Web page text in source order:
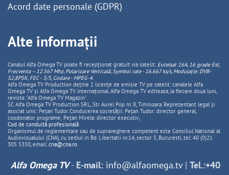
Acord date personale (GDPR)
Alte informații
Canalul Alfa Omega TV poate fi recepționat gratuit via satelit: Eutelsat 16A, 16 grade Est,
Frecventa – 12.567 Mhz, PolarizareVerticală, Symbol rate - 16.667 ks/s, Modulație: DVB-
S2,8PSK, FEC - 3/5, Codare - MPEG-4.
Alfa Omega TV Production deține 2 licențe de emisie TV pe satelit: canalele Alfa
Omega TV și Alfa Omega TV Internațional. Alfa Omega TV editeaza, la fiecare doua luni,
revista: "Alfa Omega TV Magazin".
SC Alfa Omega TV Production SRL, Str Aurel Pop nr. 8, Timisoara. Reprezentant legal și
asociat unic: Pețan Tudor. Conducerea societății: Pețan Tudor: director general,
coodonator programe; Pețan Mirela: director executiv;
Cod de conduită profesională
Organismul de reglementare sau de supraveghere competent este Consiliul National al
Audiovizualului (CNA), cu sediul in Bd. Libertatii nr.14, sector 5, Bucuresti, tel: 40 (0)21
305 5350, email: cna@cna.ro
Alfa Omega TV- E-mail: info@alfaomega.tv| Tel.:+40